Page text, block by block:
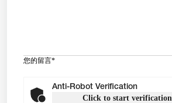
您的留言*
Anti-Robot Verification
Click to start verification